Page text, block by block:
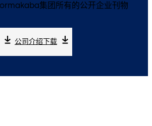
集团所有的公开企业刊物
公司介绍下载